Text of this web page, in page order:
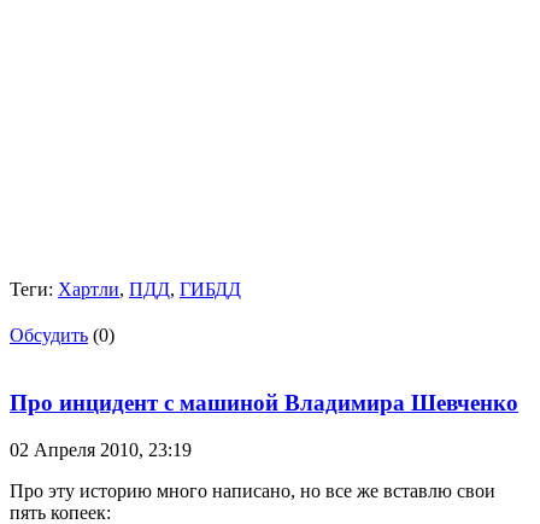
Теги: Хартли, ПДД, ГИБДД
Обсудить (0)
Про инцидент с машиной Владимира Шевченко
02 Апреля 2010, 23:19
Про эту историю много написано, но все же вставлю свои
пять копеек: